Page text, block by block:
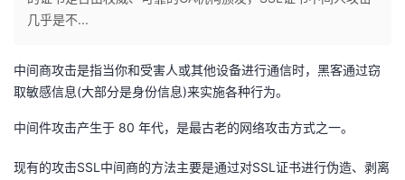
主
页
的
开
几乎是不...
中间商攻击是指当你和受害人或其他设备进行通信时，黑客通过窃
取敏感信息(大部分是身份信息)来实施各种行为。
中间件攻击产生于 80 年代，是最古老的网络攻击方式之一。
现有的攻击SSL中间商的方法主要是通过对SSL证书进行伪造、剥离